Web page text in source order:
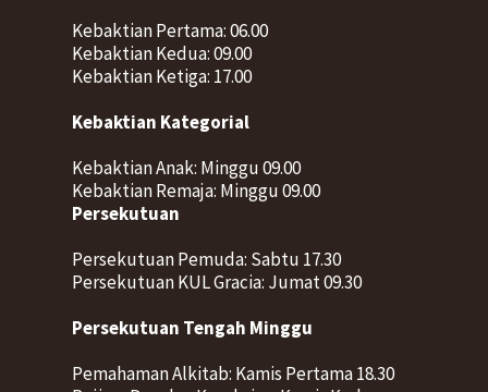
Kebaktian Pertama: 06.00
Kebaktian Kedua: 09.00
Kebaktian Ketiga: 17.00
Kebaktian Kategorial
Kebaktian Anak: Minggu 09.00
Kebaktian Remaja: Minggu 09.00
Persekutuan
Persekutuan Pemuda: Sabtu 17.30
Persekutuan KUL Gracia: Jumat 09.30
Persekutuan Tengah Minggu
Pemahaman Alkitab: Kamis Pertama 18.30